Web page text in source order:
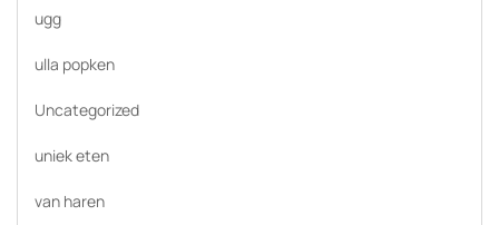
ugg
ulla popken
Uncategorized
uniek eten
van haren